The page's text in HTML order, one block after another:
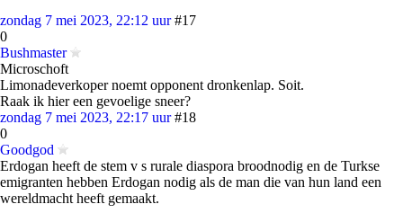
zondag 7 mei 2023, 22:12 uur #17
0
Bushmaster
Microschoft
Limonadeverkoper noemt opponent dronkenlap. Soit.
Raak ik hier een gevoelige sneer?
zondag 7 mei 2023, 22:17 uur #18
0
Goodgod
Erdogan heeft de stem v s rurale diaspora broodnodig en de Turkse
emigranten hebben Erdogan nodig als de man die van hun land een
wereldmacht heeft gemaakt.